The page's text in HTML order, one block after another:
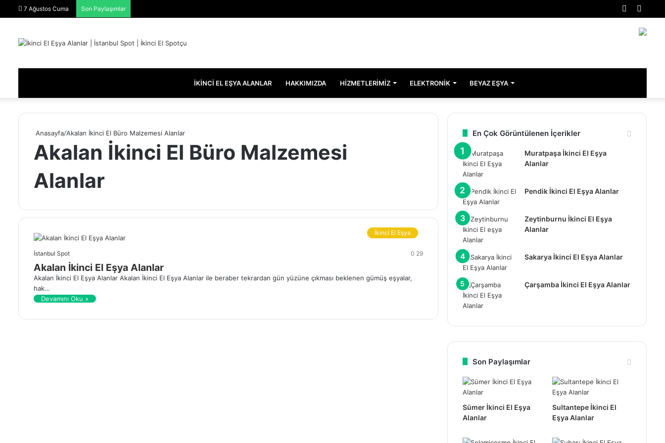
7 Ağustos Cuma Son Paylaşımlar
Rastgele
Makale
İKINCI EL EŞYA ALANLAR HAKKIMIZDA HIZMETLERIMIZ ELEKTRONIK BEYAZ EŞYA
Anasayfa/Akalan İkinci El Büro Malzemesi Alanlar
Akalan İkinci El Büro Malzemesi
Alanlar
İkinci El Eşya
İstanbul Spot 0 29
Akalan İkinci El Eşya Alanlar
Akalan İkinci El Eşya Alanlar Akalan İkinci El Eşya Alanlar ile beraber tekrardan gün yüzüne çıkması beklenen gümüş eşyalar,
hak…
Devamını Oku »
En Çok Görüntülenen İçerikler
Muratpaşa İkinci El Eşya
Alanlar
Pendik İkinci El Eşya Alanlar
Zeytinburnu İkinci El Eşya
Alanlar
Sakarya İkinci El Eşya Alanlar
Çarşamba İkinci El Eşya Alanlar
Son Paylaşımlar
Sümer İkinci El Eşya
Alanlar
Sultantepe İkinci El
Eşya Alanlar